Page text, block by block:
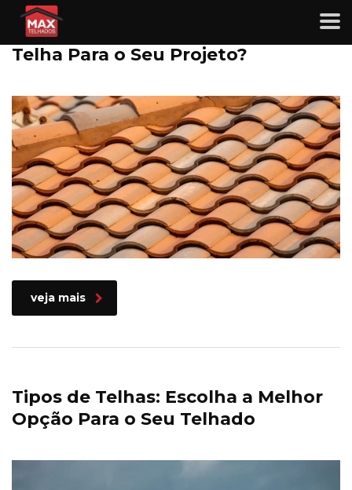
Telhas de Cerâmica, Concreto ou
Metálicas: Qual o Melhor Tipo de
Telha Para o Seu Projeto?
veja mais
Tipos de Telhas: Escolha a Melhor
Opção Para o Seu Telhado